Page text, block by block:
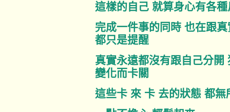
這樣的自己 就算身心有各
完成一件事的同時 也在跟
都只是提醒
真實永遠都沒有跟自己分開
變化而卡關
這些卡 來 卡 去的狀態 都無